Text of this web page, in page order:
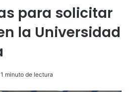
para solicitar
la Universidad
1 minuto de lectura